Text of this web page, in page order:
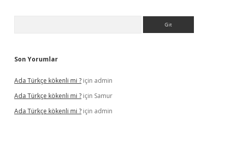
Son Yorumlar
Ada Türkçe kökenli mi ? için admin
Ada Türkçe kökenli mi ? için Samur
Ada Türkçe kökenli mi ? için admin